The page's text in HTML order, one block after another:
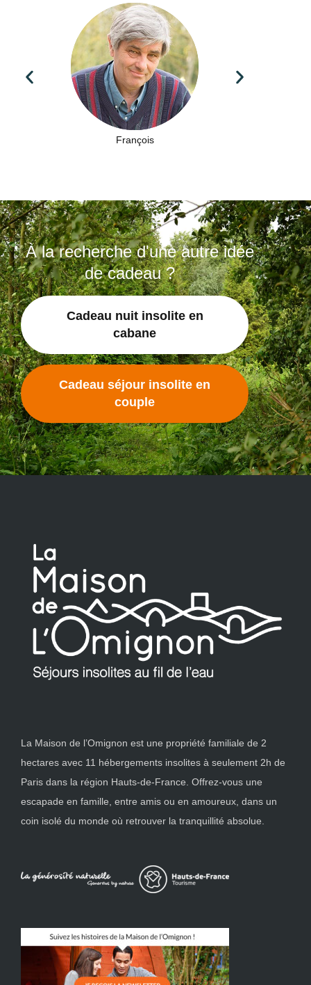
François
À la recherche d'une autre idée
de cadeau ?
Cadeau nuit insolite en
cabane
Cadeau séjour insolite en
couple
La Maison de l’Omignon est une propriété familiale de 2
hectares avec 11 hébergements insolites à seulement 2h de
Paris dans la région Hauts-de-France. Offrez-vous une
escapade en famille, entre amis ou en amoureux, dans un
coin isolé du monde où retrouver la tranquillité absolue.